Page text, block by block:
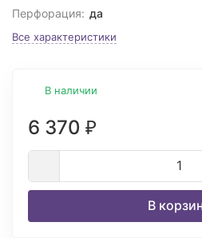
Перфорация: да
Все характеристики
В наличии
6 370 ₽
В